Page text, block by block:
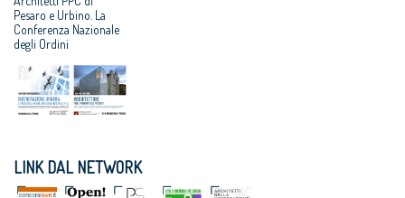
Pesaro e Urbino. La
Conferenza Nazionale
degli Ordini
LINK DAL NETWORK